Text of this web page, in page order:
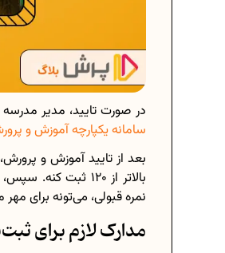
در صورت تایید، مدیر مدرسه
سامانه یکپارچه آموزش و
بالاتر از 120
نمره قبولی، می‌تونه برای
مدارک لازم برای